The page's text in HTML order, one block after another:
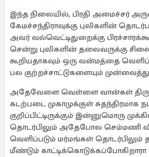
இந்த நிலையில், பிரதி அமைச்சர்
கேமச்சந்திராவுக்கு புலிகளின்
அவர் வல்வெட்டிதுறைக்கு
சென்று புலிகளின் தலைவருக்கு
கூறியதாகவும் ஒரு வன்மத்தை
பல குற்றச்சாட்டுகளையும்
அதேவேளை வெள்ளை வான்கள்
கடற்படை முகாமுக்குள் சுதந்திரமாக
குறிப்பிட்டிருக்கும் இன்னுமொரு
தொடர்பிலும் அதேபோல செம்மணி
வெளிப்படும் மர்மங்கள் தொடர்பிலும்
மீண்டும்